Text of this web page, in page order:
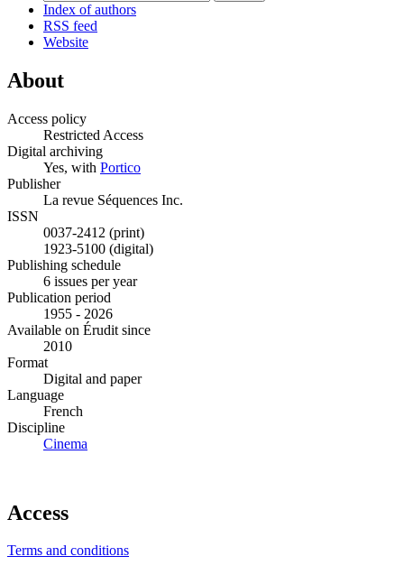
Index of authors
RSS feed
Website
About
Access policy
Restricted Access
Digital archiving
Yes, with Portico
Publisher
La revue Séquences Inc.
ISSN
0037-2412 (print)
1923-5100 (digital)
Publishing schedule
6 issues per year
Publication period
1955 - 2026
Available on Érudit since
2010
Format
Digital and paper
Language
French
Discipline
Cinema
Access
Terms and conditions